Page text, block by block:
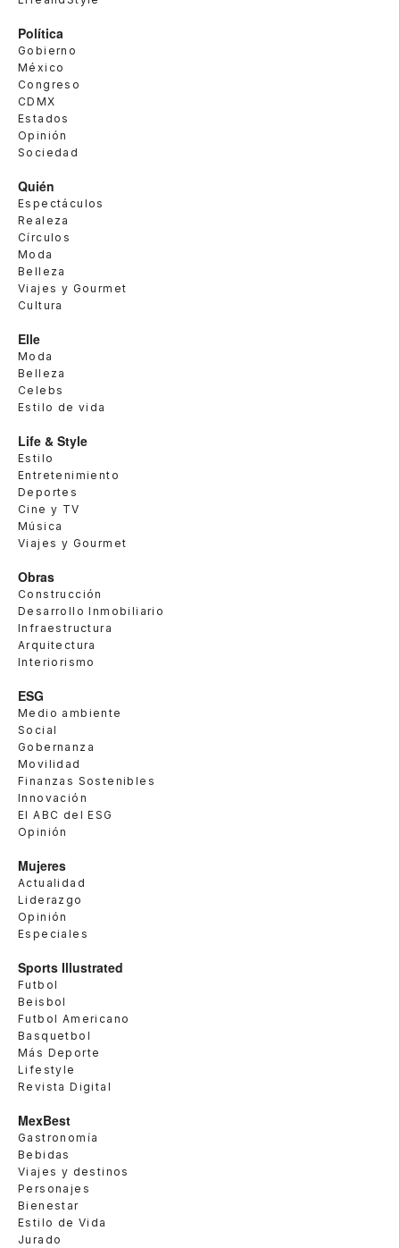
Política
Gobierno
México
Congreso
CDMX
Estados
Opinión
Sociedad
Quién
Espectáculos
Realeza
Círculos
Moda
Belleza
Viajes y Gourmet
Cultura
Elle
Moda
Belleza
Celebs
Estilo de vida
Life & Style
Estilo
Entretenimiento
Deportes
Cine y TV
Música
Viajes y Gourmet
Obras
Construcción
Desarrollo Inmobiliario
Infraestructura
Arquitectura
Interiorismo
ESG
Medio ambiente
Social
Gobernanza
Movilidad
Finanzas Sostenibles
Innovación
El ABC del ESG
Opinión
Mujeres
Actualidad
Liderazgo
Opinión
Especiales
Sports Illustrated
Futbol
Beisbol
Futbol Americano
Basquetbol
Más Deporte
Lifestyle
Revista Digital
MexBest
Gastronomía
Bebidas
Viajes y destinos
Personajes
Bienestar
Estilo de Vida
Jurado